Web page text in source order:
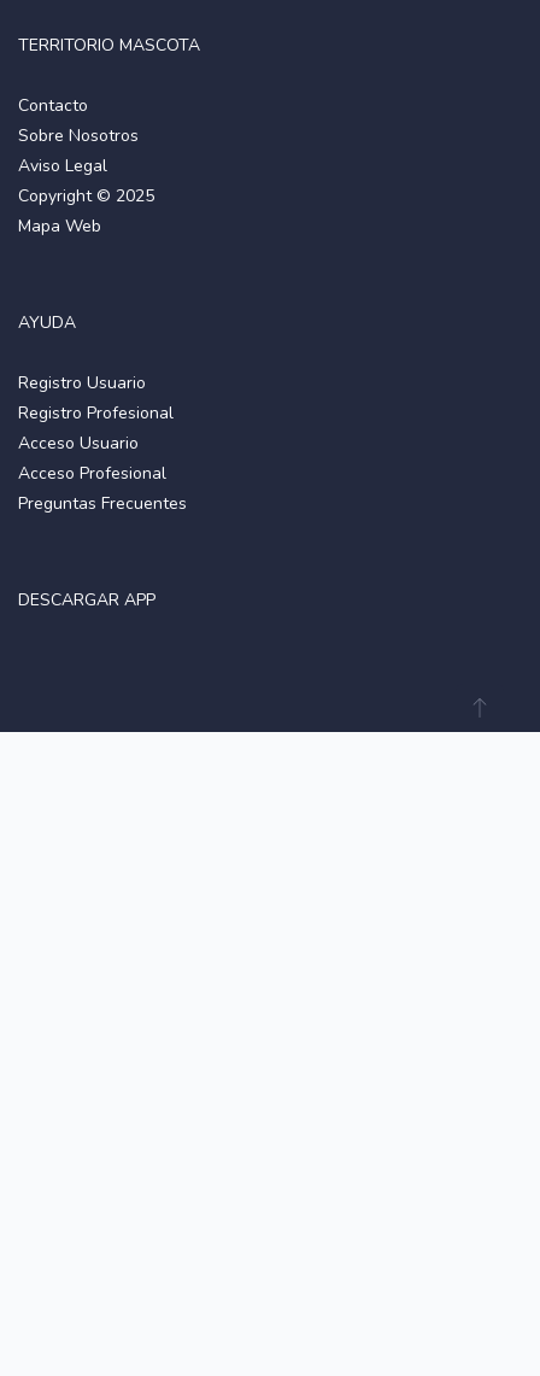
TERRITORIO MASCOTA
Contacto
Sobre Nosotros
Aviso Legal
Copyright © 2025
Mapa Web
AYUDA
Registro Usuario
Registro Profesional
Acceso Usuario
Acceso Profesional
Preguntas Frecuentes
DESCARGAR APP